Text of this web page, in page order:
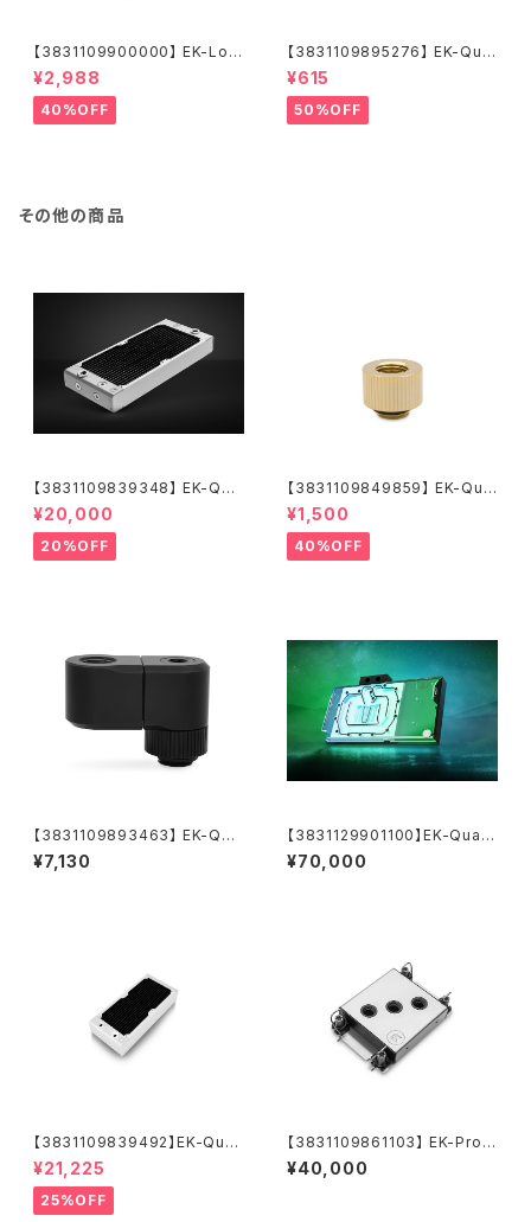
【3831109900000】 EK-Loo
p Fan FPT 120 - Black (550
-2300rpm)
¥2,988
40%OFF
【3831109895276】 EK-Qua
ntum Torque Push-In Adap
ter M 14 - Black Nickel
¥615
50%OFF
その他の商品
【3831109839348】 EK-Qua
ntum Surface P280M X-Flo
w - White
¥20,000
20%OFF
【3831109849859】 EK-Qua
ntum Torque Extender Stat
ic MF 14 - Gold
¥1,500
40%OFF
【3831109893463】 EK-Qua
ntum Torque Double Rotar
y Offset 28 - Black
¥7,130
【3831129901100】EK-Quant
um Vector³ TUF RTX 5070
Ti/5080 - Plexi
¥70,000
【3831109839492】EK-Quan
tum Surface X240M - Whit
e
¥21,225
25%OFF
【3831109861103】 EK-Pro
CPU WB 4677 Ni + Acetal
¥40,000